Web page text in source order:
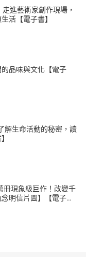
進藝術家創作現場，
活【電子書】
品味與文化【電子
解生命活動的秘密，讀
冊現象級巨作！改變千
明信片圖】【電子